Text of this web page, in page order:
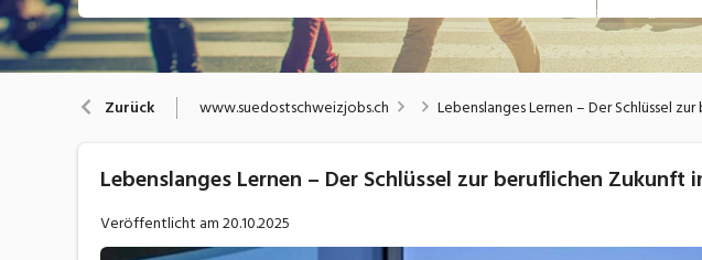
13 Fragen - 13 Antworten Arbeit
Bewerbung / Rekrutierung
Zurück www.suedostschweizjobs.ch Lebenslanges Lernen – Der Schlüssel
Lebenslanges Lernen – Der Schlüssel zur beruflichen Zukunft
Veröffentlicht am20.10.2025